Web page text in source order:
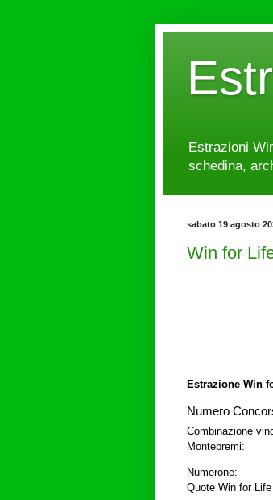
Estrazioni
schedina,
sabato 19 agosto
Win for
Estrazione Win
Numero
Combinazione
Montepremi:
Numerone:
Quote Win for Life